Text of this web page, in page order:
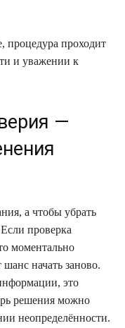
процедура проходит
и уважении к
—
а чтобы убрать
проверка
моментально
начать заново.
это
решения можно
неопределённости.